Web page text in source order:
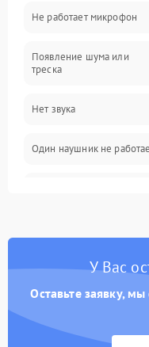
Не работает микрофон
Появление шума или
треска
Нет звука
Один наушник не
Треск У Вас
Оставьте заявку,